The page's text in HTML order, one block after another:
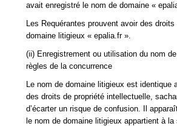
avait enregistré le nom de domaine «
Les Requérantes prouvent avoir des
domaine litigieux « epalia.fr ».
(ii) Enregistrement ou utilisation du nom
règles de la concurrence
Le nom de domaine litigieux est identique
des droits de propriété intellectuelle,
d’écarter un risque de confusion. Il
le nom de domaine litigieux appartient à